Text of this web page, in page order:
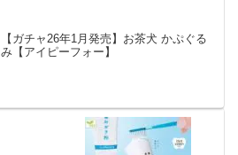
【ガチャ26年1月発売】お茶犬 かぷぐる
み【アイピーフォー】